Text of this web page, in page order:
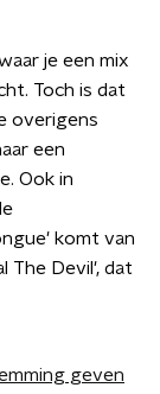
je een mix
Toch is dat
overigens
een
Ook in
komt van
The Devil', dat
geven